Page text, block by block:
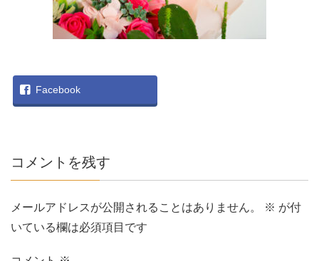
Facebook
コメントを残す
メールアドレスが公開されることはありません。 ※ が付
いている欄は必須項目です